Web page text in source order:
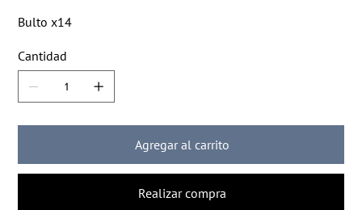
Bulto x14
Cantidad
Agregar al carrito
Realizar compra